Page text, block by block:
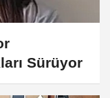
Sürüyor